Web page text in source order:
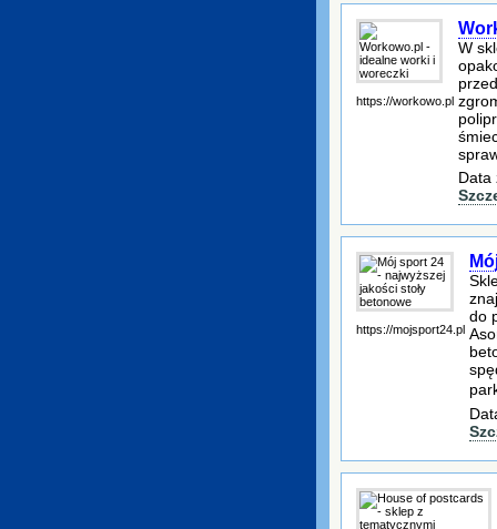
https://workowo.pl
W
Data
https://mojsport24.pl
do